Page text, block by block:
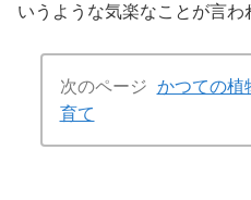
いうような気楽なことが言わ
次のページ かつての植
育て